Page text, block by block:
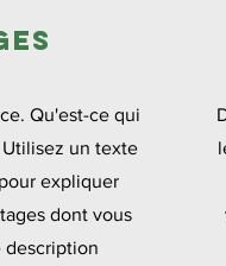
Qu'est-ce qui
un texte
expliquer
dont vous
description